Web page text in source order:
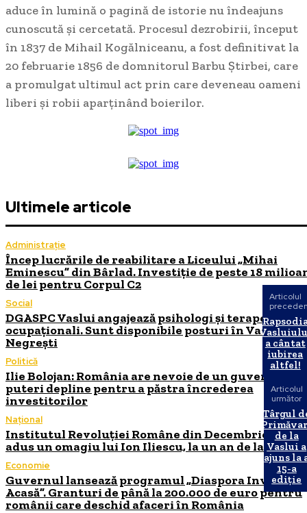
aduce în lumină o pagină de istorie nu îndeajuns
cunoscută și cercetată. Procesul dezrobirii, început
în 1837 de Mihail Kogălniceanu, a fost definitivat la
20 februarie 1856 de domnitorul Barbu Știrbei, care
a promulgat ultimul act prin care deveneau oameni
liberi și robii aparținând boierilor.
Ultimele articole
Administrație
Încep lucrările de reabilitare a Liceului „Mihai
Eminescu” din Bârlad. Investiție de peste 18
de lei pentru Corpul C2
Social
DGASPC Vaslui angajează psihologi și terapeuți
ocupaționali. Sunt disponibile posturi în Vaslui și
Negrești
Politică
Ilie Bolojan: România are nevoie de un guvern cu
puteri depline pentru a păstra încrederea
investitorilor
Național
Institutul Revoluției Române din Decembrie 1989
adus un omagiu lui Ion Iliescu, la un an de la
Economie
Guvernul lansează programul „Diaspora
Acasă”. Granturi de până la 200.000 de euro pentru
românii care deschid afaceri în România
Articolul
a cântat
iubirea
altfel!
Articolul
următor
Târgul
de la
Vaslui a
ajuns la
15-a
ediție